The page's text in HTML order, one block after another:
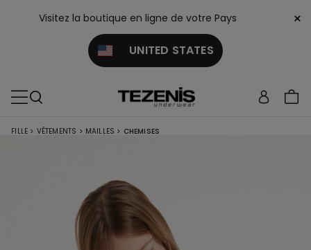
Visitez la boutique en ligne de votre Pays
UNITED STATES
×
FILLE > VÊTEMENTS > MAILLES > CHEMISES